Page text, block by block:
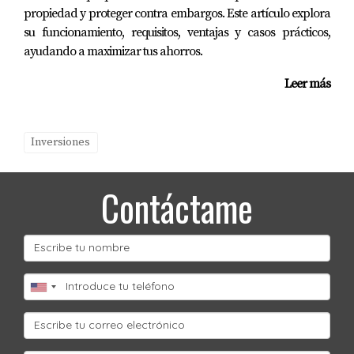
¿Listo para empezar?
¡No esperes más! La oportunidad está llamando a tu
Si tienes dudas o necesitas asesoría personalizada,
¡Contáctanos hoy mismo!
PREGUNTAS FRECUENTES
¿Cuáles son los requisitos legales para
comprar propiedades como extranjero?
propiedad y proteger contra embargos. Este artículo explora
su funcionamiento, requisitos, ventajas y casos prácticos,
ayudando a maximizar tus ahorros.
Leer más
Inversiones
Contáctame